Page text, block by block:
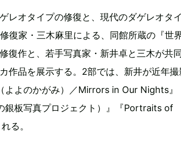
レオタイプの修復と、現代のダゲレオタ
復家・三木麻里による、同館所蔵の『世
復作と、若手写真家・新井卓と三木が共
作品を展示する。2部では、新井が近年撮
よよのかがみ）／Mirrors in Our Nights』
銀板写真プロジェクト）』『Portraits of
る。